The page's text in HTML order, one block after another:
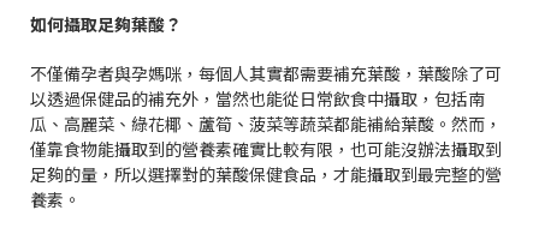
如何攝取足夠葉酸？
不僅備孕者與孕媽咪，每個人其實都需要補充葉酸，葉酸除了可
以透過保健品的補充外，當然也能從日常飲食中攝取，包括南
瓜、高麗菜、綠花椰、蘆筍、菠菜等蔬菜都能補給葉酸。然而，
僅靠食物能攝取到的營養素確實比較有限，也可能沒辦法攝取到
足夠的量，所以選擇對的葉酸保健食品，才能攝取到最完整的營
養素。